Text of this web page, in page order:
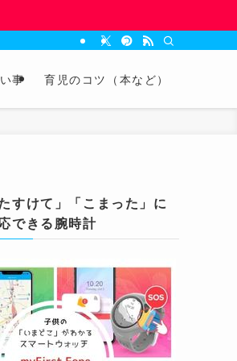
事 育児のコツ（本など）
すけて」「こまった」に
できる腕時計